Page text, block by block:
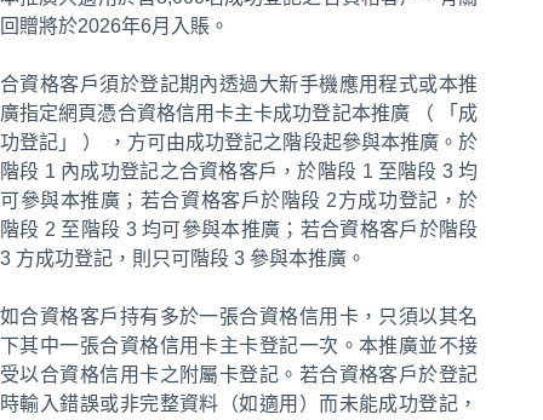
回贈將於2026年6月入賬。
合資格客戶須於登記期內透過大新手機應用程式或本推
廣指定網頁憑合資格信用卡主卡成功登記本推廣 （ 「成
功登記」 ） ，方可由成功登記之階段起參與本推廣。於
階段 1 內成功登記之合資格客戶，於階段 1 至階段 3 均
可參與本推廣；若合資格客戶於階段 2方成功登記，於
階段 2 至階段 3 均可參與本推廣；若合資格客戶於階段
3 方成功登記，則只可階段 3 參與本推廣。
如合資格客戶持有多於一張合資格信用卡，只須以其名
下其中一張合資格信用卡主卡登記一次。本推廣並不接
受以合資格信用卡之附屬卡登記。若合資格客戶於登記
時輸入錯誤或非完整資料（如適用）而未能成功登記，